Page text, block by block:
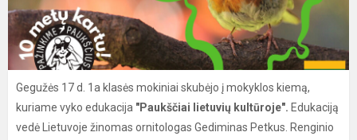
Gegužės 17 d. 1a klasės mokiniai skubėjo į mokyklos kiemą,
kuriame vyko edukacija "Paukščiai lietuvių kultūroje". Edukaciją
vedė Lietuvoje žinomas ornitologas Gediminas Petkus. Renginio